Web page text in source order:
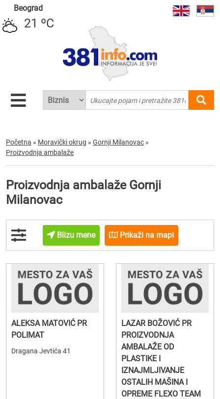
Beograd
21 ºC
Početna » Moravički okrug » Gornji Milanovac »
Proizvodnja ambalaže
Proizvodnja ambalaže Gornji
Milanovac
Blizu mene Prikaži na mapi
ALEKSA MATOVIĆ PR
POLIMAT
Dragana Jevtića 41
LAZAR BOŽOVIĆ PR
PROIZVODNJA
AMBALAŽE OD
PLASTIKE I
IZNAJMLJIVANJE
OSTALIH MAŠINA I
OPREME FLEXO TEAM